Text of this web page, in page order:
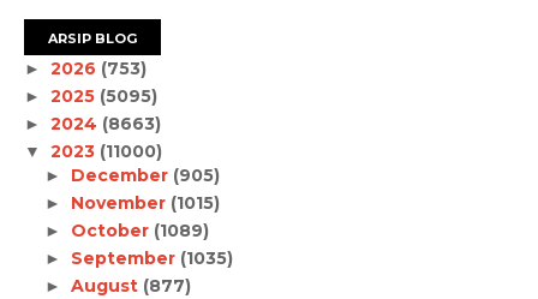
ARSIP BLOG
► 2026 (753)
► 2025 (5095)
► 2024 (8663)
▼ 2023 (11000)
► December (905)
► November (1015)
► October (1089)
► September (1035)
► August (877)